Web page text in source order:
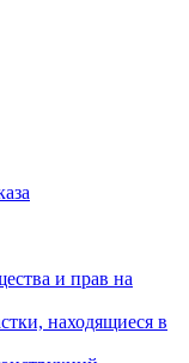
и прав на
находящиеся в